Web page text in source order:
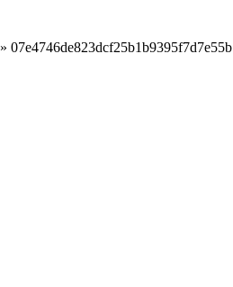
» 07e4746de823dcf25b1b9395f7d7e55b